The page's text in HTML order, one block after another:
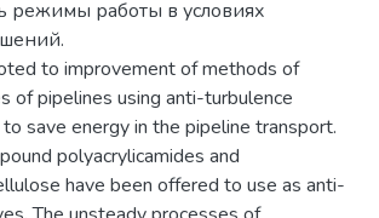
режимы работы в условиях
to improvement of methods of
of pipelines using anti-turbulence
save energy in the pipeline transport.
polyacrylicamides and
have been offered to use as anti-